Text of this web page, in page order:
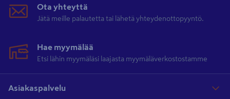
Ota yhteyttä
Jätä meille palautetta tai lähetä yhteydenottopyyntö.
Hae myymälää
Etsi lähin myymäläsi laajasta myymäläverkostostamme
Asiakaspalvelu